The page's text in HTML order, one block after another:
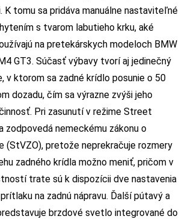
K tomu sa pridáva manuálne nastaviteľné
s tvarom labutieho krku, aké
na pretekárskych modeloch BMW
GT3. Súčasť výbavy tvorí aj jedinečný
v ktorom sa zadné krídlo posunie o 50
dozadu, čím sa výrazne zvýši jeho
Pri zasunutí v režime Street
zodpovedá nemeckému zákonu o
(StVZO), pretože neprekračuje rozmery
zadného krídla možno meniť, pričom v
trate sú k dispozícii dve nastavenia
na zadnú nápravu. Ďalší pútavý a
brzdové svetlo integrované do